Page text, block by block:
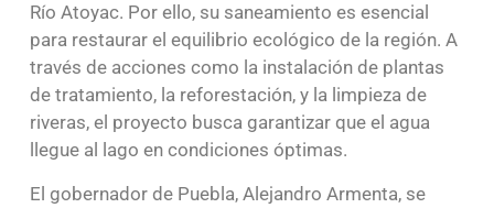
Río Atoyac. Por ello, su saneamiento es esencial
para restaurar el equilibrio ecológico de la región. A
través de acciones como la instalación de plantas
de tratamiento, la reforestación, y la limpieza de
riveras, el proyecto busca garantizar que el agua
llegue al lago en condiciones óptimas.
El gobernador de Puebla, Alejandro Armenta, se